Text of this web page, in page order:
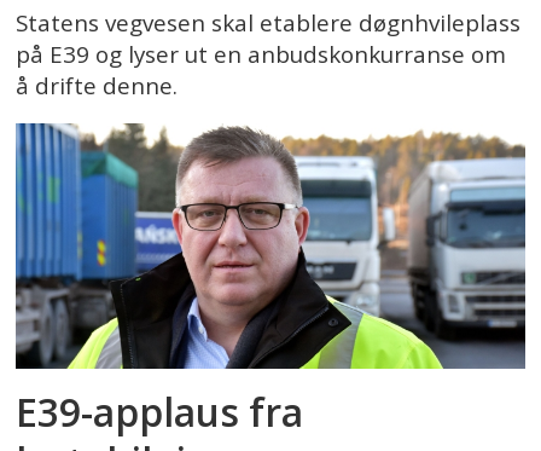
Statens vegvesen skal etablere døgnhvileplass
på E39 og lyser ut en anbudskonkurranse om
å drifte denne.
E39-applaus fra